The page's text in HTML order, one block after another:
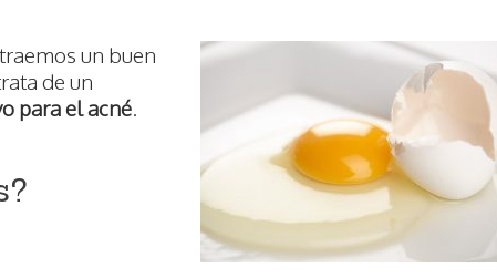
un buen
de un
para el acné.